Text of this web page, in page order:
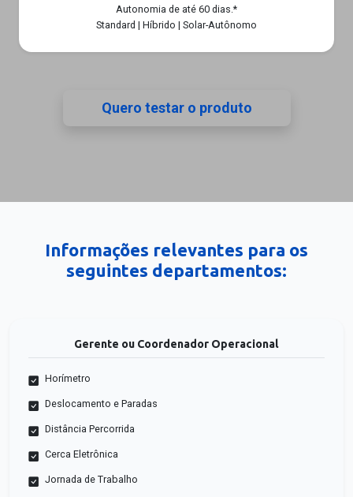
Autonomia de até 60 dias.*
Standard | Híbrido | Solar-Autônomo
Quero testar o produto
Informações relevantes para os
seguintes departamentos:
Gerente ou Coordenador Operacional
Horímetro
Deslocamento e Paradas
Distância Percorrida
Cerca Eletrônica
Jornada de Trabalho